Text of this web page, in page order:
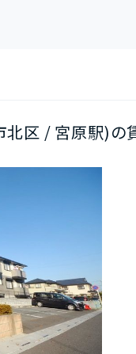
区 / 宮原駅)の